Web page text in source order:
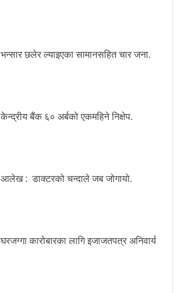
भन्सार छलेर ल्याइएका सामानसहित चार जना.
केन्द्रीय बैंक ६० अर्बको एकमहिने निक्षेप.
आलेख : डाक्टरको चन्दाले जब जोगायो.
घरजग्गा कारोबारका लागि इजाजतपत्र अनिवार्य